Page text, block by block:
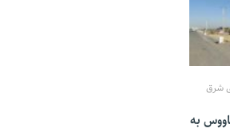
شرق
به